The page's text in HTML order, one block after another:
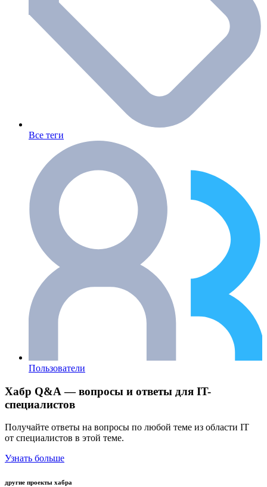
Все теги
Пользователи
Хабр Q&A — вопросы и ответы для IT-
специалистов
Получайте ответы на вопросы по любой теме из области IT
от специалистов в этой теме.
Узнать больше
другие проекты хабра